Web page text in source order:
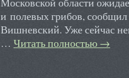
и полевых грибов,
Вишневский. Уже сейчас
… Читать полностью →